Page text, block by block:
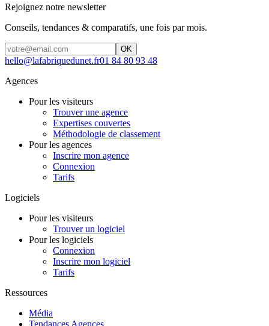
Rejoignez notre newsletter
Conseils, tendances & comparatifs, une fois par mois.
OK
hello@lafabriquedunet.fr01 84 80 93 48
Agences
Pour les visiteurs
Trouver une agence
Expertises couvertes
Méthodologie de classement
Pour les agences
Inscrire mon agence
Connexion
Tarifs
Logiciels
Pour les visiteurs
Trouver un logiciel
Pour les logiciels
Connexion
Inscrire mon logiciel
Tarifs
Ressources
Média
Tendances Agences